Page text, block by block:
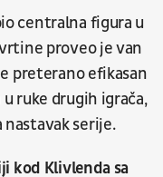
centralna figura u
proveo je van
preterano efikasan
ruke drugih igrača,
nastavak serije.
kod Klivlenda sa